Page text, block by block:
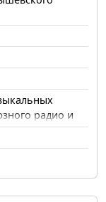
радио и